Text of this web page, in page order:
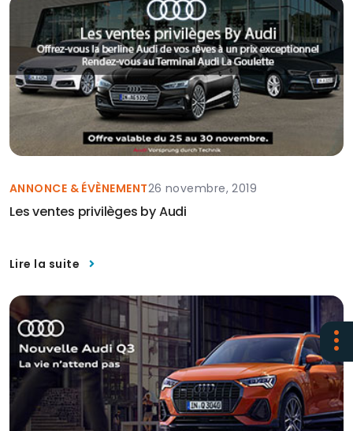
ANNONCE & ÉVÈNEMENT26 novembre, 2019
Les ventes privilèges by Audi
Lire la suite